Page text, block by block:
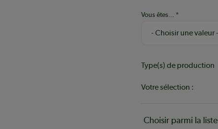
Vous êtes...
Type(s) de production
Votre sélection :
Choisir parmi la liste